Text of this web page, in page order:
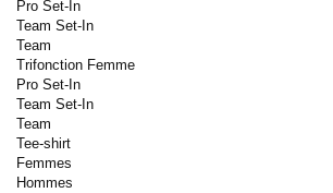
Pro Set-In
Team Set-In
Team
Trifonction Femme
Pro Set-In
Team Set-In
Team
Tee-shirt
Femmes
Hommes